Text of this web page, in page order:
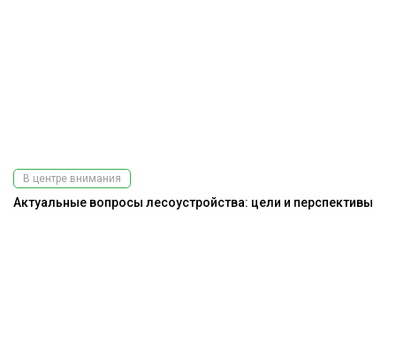
В центре внимания
Актуальные вопросы лесоустройства: цели и перспективы